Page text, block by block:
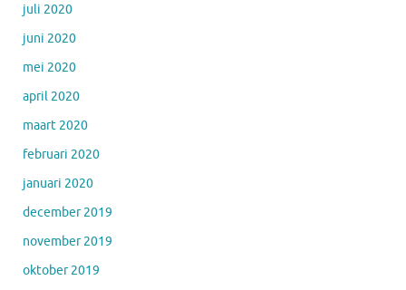
juli 2020
juni 2020
mei 2020
april 2020
maart 2020
februari 2020
januari 2020
december 2019
november 2019
oktober 2019